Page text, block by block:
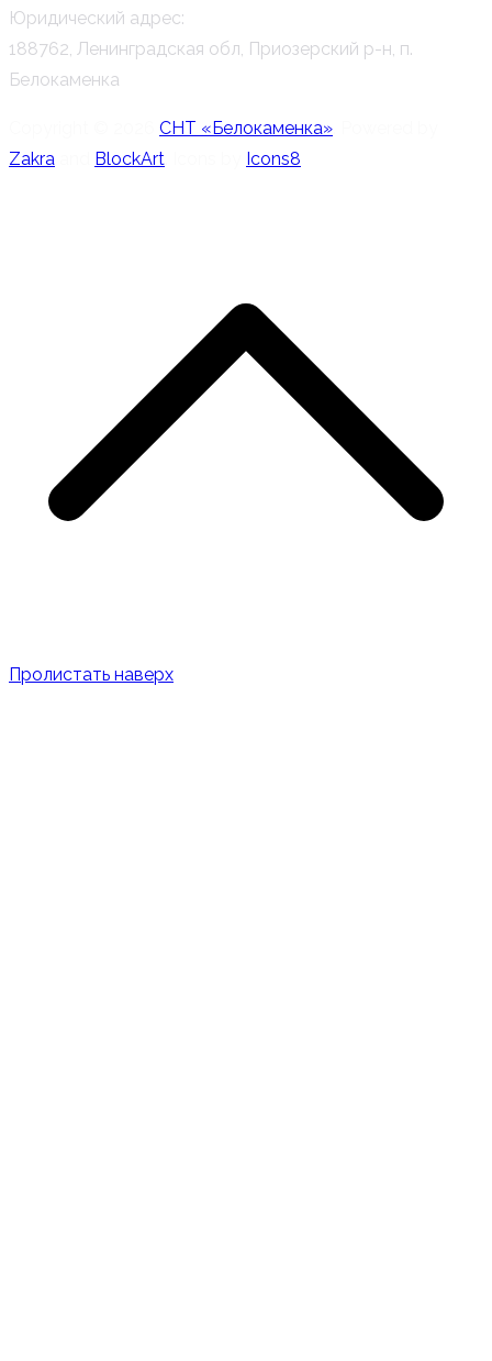
Юридический адрес:
188762, Ленинградская обл, Приозерский р-н, п.
Белокаменка
СНТ «Белокаменка»
Zakra
BlockArt Icons8
Пролистать наверх